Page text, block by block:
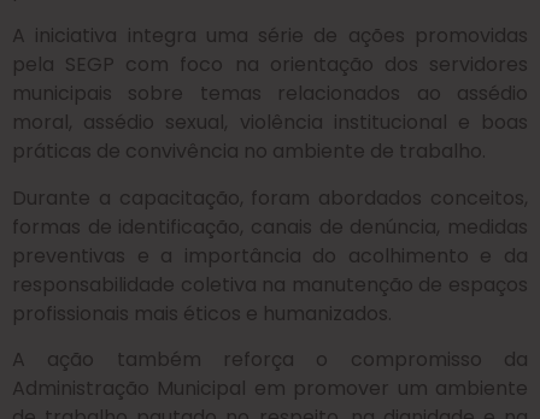
A iniciativa integra uma série de ações promovidas
pela SEGP com foco na orientação dos servidores
municipais sobre temas relacionados ao assédio
moral, assédio sexual, violência institucional e boas
práticas de convivência no ambiente de trabalho.
Durante a capacitação, foram abordados conceitos,
formas de identificação, canais de denúncia, medidas
preventivas e a importância do acolhimento e da
responsabilidade coletiva na manutenção de espaços
profissionais mais éticos e humanizados.
A ação também reforça o compromisso da
Administração Municipal em promover um ambiente